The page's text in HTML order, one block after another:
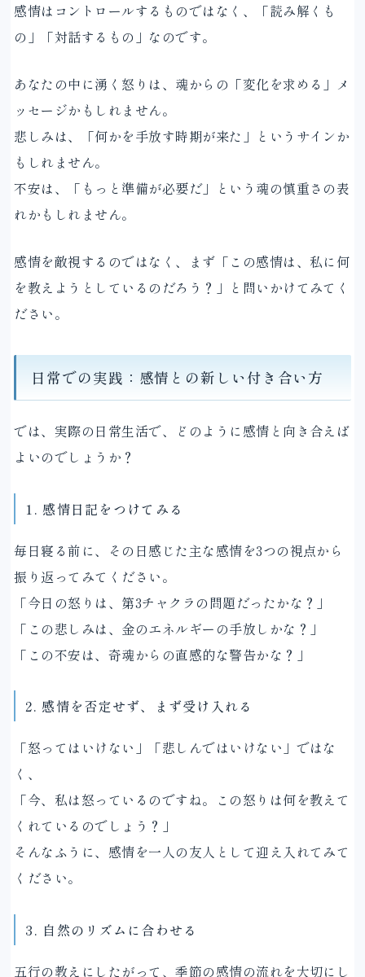
感情はコントロールするものではなく、「読み解くも
の」「対話するもの」なのです。
あなたの中に湧く怒りは、魂からの「変化を求める」メ
ッセージかもしれません。
悲しみは、「何かを手放す時期が来た」というサインか
もしれません。
不安は、「もっと準備が必要だ」という魂の慎重さの表
れかもしれません。
感情を敵視するのではなく、まず「この感情は、私に何
を教えようとしているのだろう？」と問いかけてみてく
ださい。
日常での実践：感情との新しい付き合い方
では、実際の日常生活で、どのように感情と向き合えば
よいのでしょうか？
1. 感情日記をつけてみる
毎日寝る前に、その日感じた主な感情を3つの視点から
振り返ってみてください。
「今日の怒りは、第3チャクラの問題だったかな？」
「この悲しみは、金のエネルギーの手放しかな？」
「この不安は、奇魂からの直感的な警告かな？」
2. 感情を否定せず、まず受け入れる
「怒ってはいけない」「悲しんではいけない」ではな
く、
「今、私は怒っているのですね。この怒りは何を教えて
くれているのでしょう？」
そんなふうに、感情を一人の友人として迎え入れてみて
ください。
3. 自然のリズムに合わせる
五行の教えにしたがって、季節の感情の流れを大切にし